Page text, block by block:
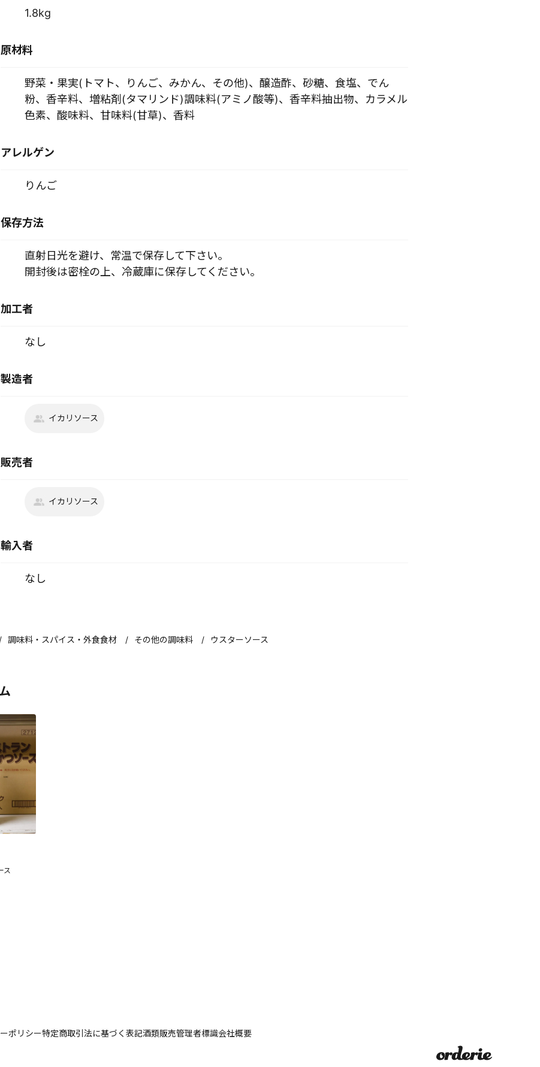
1.8kg
原材料
野菜・果実(トマト、りんご、みかん、その他)、醸造酢、砂糖、食塩、でん
粉、香辛料、増粘剤(タマリンド)調味料(アミノ酸等)、香辛料抽出物、カラメル
色素、酸味料、甘味料(甘草)、香料
アレルゲン
りんご
保存方法
直射日光を避け、常温で保存して下さい。
開封後は密栓の上、冷蔵庫に保存してください。
加工者
なし
製造者
イカリソース
販売者
イカリソース
輸入者
なし
調味料・スパイス・外食食材 その他の調味料 ウスターソース
ス
ポリシー特定商取引法に基づく表記酒類販売管理者標識会社概要